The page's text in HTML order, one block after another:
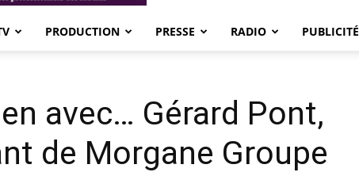
PRODUCTION PRESSE RADIO PUBLICITÉ
avec… Gérard Pont,
de Morgane Groupe